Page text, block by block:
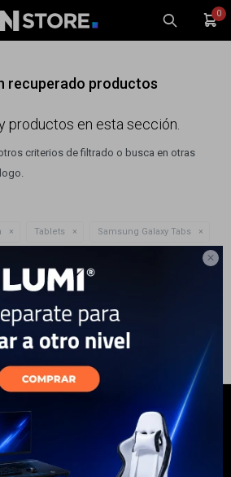

0
recuperado productos
productos en esta sección.
criterios de filtrado o busca en otras
Tablets
Samsung Galaxy Tabs
LTE:No
Accesorios